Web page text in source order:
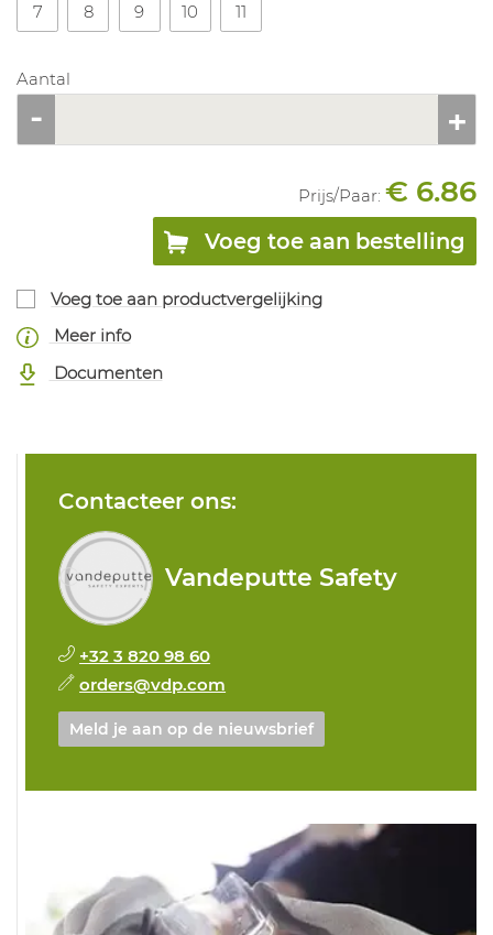
7
8 9 10 11
Aantal
Prijs/Paar: € 6.86
Voeg toe aan bestelling
Voeg toe aan productvergelijking
Meer info
Documenten
Contacteer ons:
Vandeputte Safety
+32 3 820 98 60
orders@vdp.com
Meld je aan op de nieuwsbrief